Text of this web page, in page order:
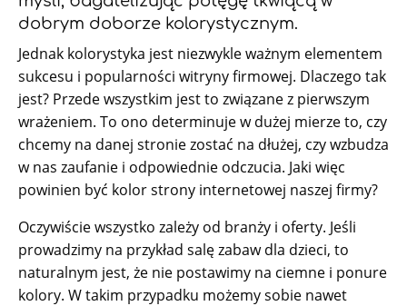
dobrym doborze kolorystycznym.
Jednak kolorystyka jest niezwykle ważnym elementem
sukcesu i popularności witryny firmowej. Dlaczego tak
jest? Przede wszystkim jest to związane z pierwszym
wrażeniem. To ono determinuje w dużej mierze to, czy
chcemy na danej stronie zostać na dłużej, czy wzbudza
w nas zaufanie i odpowiednie odczucia. Jaki więc
powinien być kolor strony internetowej naszej firmy?
Oczywiście wszystko zależy od branży i oferty. Jeśli
prowadzimy na przykład salę zabaw dla dzieci, to
naturalnym jest, że nie postawimy na ciemne i ponure
kolory. W takim przypadku możemy sobie nawet